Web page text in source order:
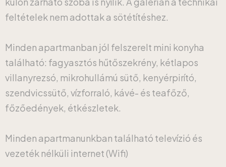
feltételek nem adottak a sötétítéshez.
Minden apartmanban jól felszerelt mini konyha
található: fagyasztós hűtőszekrény, kétlapos
villanyrezsó, mikrohullámú sütő, kenyérpirító,
szendvicssütő, vízforraló, kávé- és teafőző,
főzőedények, étkészletek.
Minden apartmanunkban található televízió és
vezeték nélküli internet (Wifi)